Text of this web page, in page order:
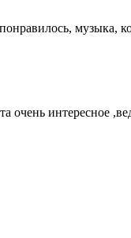
музыка,
очень интересное